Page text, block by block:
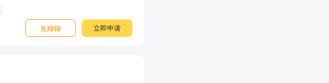
先聊聊 立即申请